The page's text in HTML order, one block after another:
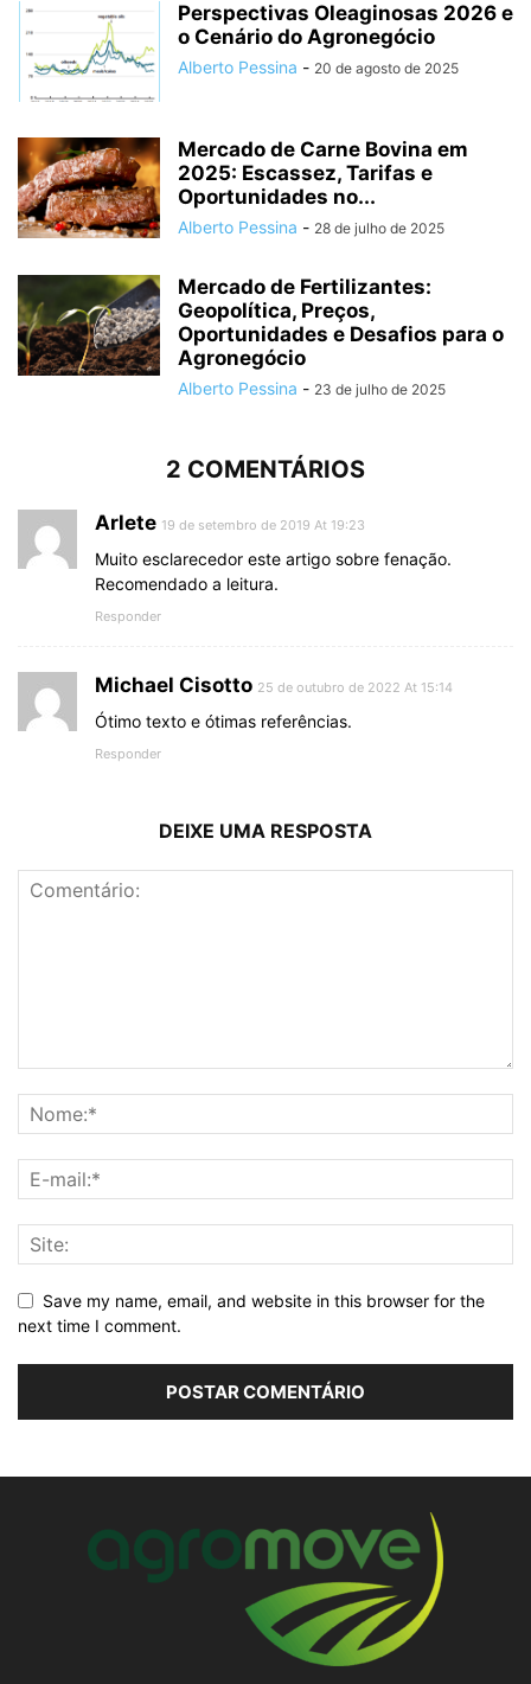
Perspectivas Oleaginosas 2026 e
o Cenário do Agronegócio
Alberto Pessina - 20 de agosto de 2025
Mercado de Carne Bovina em
2025: Escassez, Tarifas e
Oportunidades no...
Alberto Pessina - 28 de julho de 2025
Mercado de Fertilizantes:
Geopolítica, Preços,
Oportunidades e Desafios para o
Agronegócio
Alberto Pessina - 23 de julho de 2025
2 COMENTÁRIOS
Arlete 19 de setembro de 2019 At 19:23
Muito esclarecedor este artigo sobre fenação.
Recomendado a leitura.
Responder
Michael Cisotto 25 de outubro de 2022 At 15:14
Ótimo texto e ótimas referências.
Responder
DEIXE UMA RESPOSTA
Save my name, email, and website in this browser for the
next time I comment.